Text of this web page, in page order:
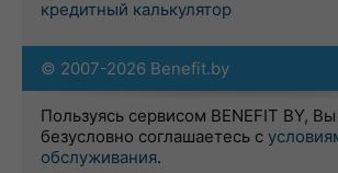
кредитный калькулятор
© 2007-2026 Benefit.by
Пользуясь сервисом BENEFIT BY, Вы
безусловно соглашаетесь с
обслуживания.